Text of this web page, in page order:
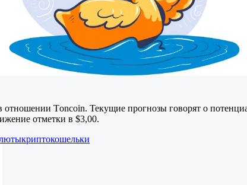
Tоncoin. Текущие прогнозы говорят о
отметки в $3,00.
криптокошельки